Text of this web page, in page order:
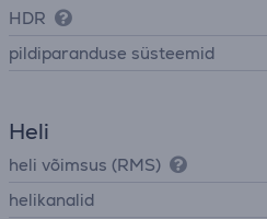
HDR
pildiparanduse süsteemid
Heli
heli võimsus (RMS)
helikanalid